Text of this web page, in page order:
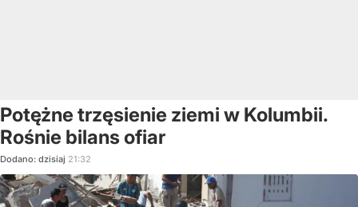
Potężne trzęsienie ziemi w Kolumbii.
Rośnie bilans ofiar
Dodano: dzisiaj 21:32